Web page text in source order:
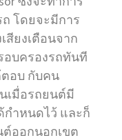
โดยจะมีการ
สียงเตือนจาก
อบครองรถทันที
อบ กับคน
เมื่อรถยนต์มี
กำหนดไว้ และก็
ต์ออกนอกเขต